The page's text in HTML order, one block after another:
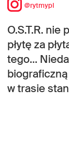
@rytmypl
O.S.T.R. nie
płytę za
tego…
biograficzną
w trasie